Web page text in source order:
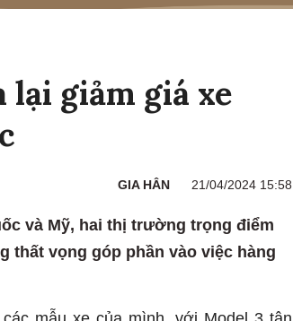
lại giảm giá xe
GIA HÂN 21/04/2024 15:58
và Mỹ, hai thị trường trọng điểm
thất vọng góp phần vào việc hàng